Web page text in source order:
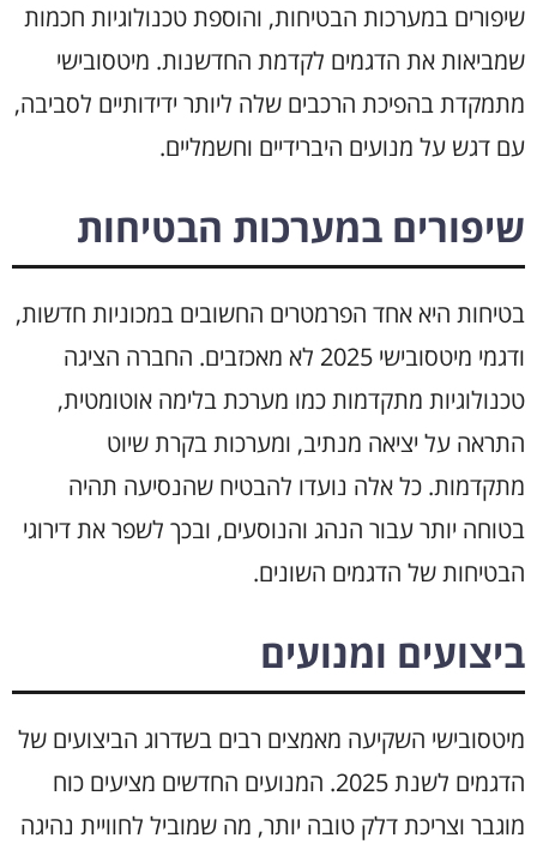
שיפורים במערכות הבטיחות, והוספת טכנולוגיות חכמות
שמביאות את הדגמים לקדמת החדשנות. מיטסובישי
מתמקדת בהפיכת הרכבים שלה ליותר ידידותיים לסביבה,
עם דגש על מנועים היברידיים וחשמליים.
שיפורים במערכות הבטיחות
בטיחות היא אחד הפרמטרים החשובים במכוניות חדשות,
ודגמי מיטסובישי 2025 לא מאכזבים. החברה הציגה
טכנולוגיות מתקדמות כמו מערכת בלימה אוטומטית,
התראה על יציאה מנתיב, ומערכות בקרת שיוט
מתקדמות. כל אלה נועדו להבטיח שהנסיעה תהיה
בטוחה יותר עבור הנהג והנוסעים, ובכך לשפר את דירוגי
הבטיחות של הדגמים השונים.
ביצועים ומנועים
מיטסובישי השקיעה מאמצים רבים בשדרוג הביצועים של
הדגמים לשנת 2025. המנועים החדשים מציעים כוח
מוגבר וצריכת דלק טובה יותר, מה שמוביל לחוויית נהיגה